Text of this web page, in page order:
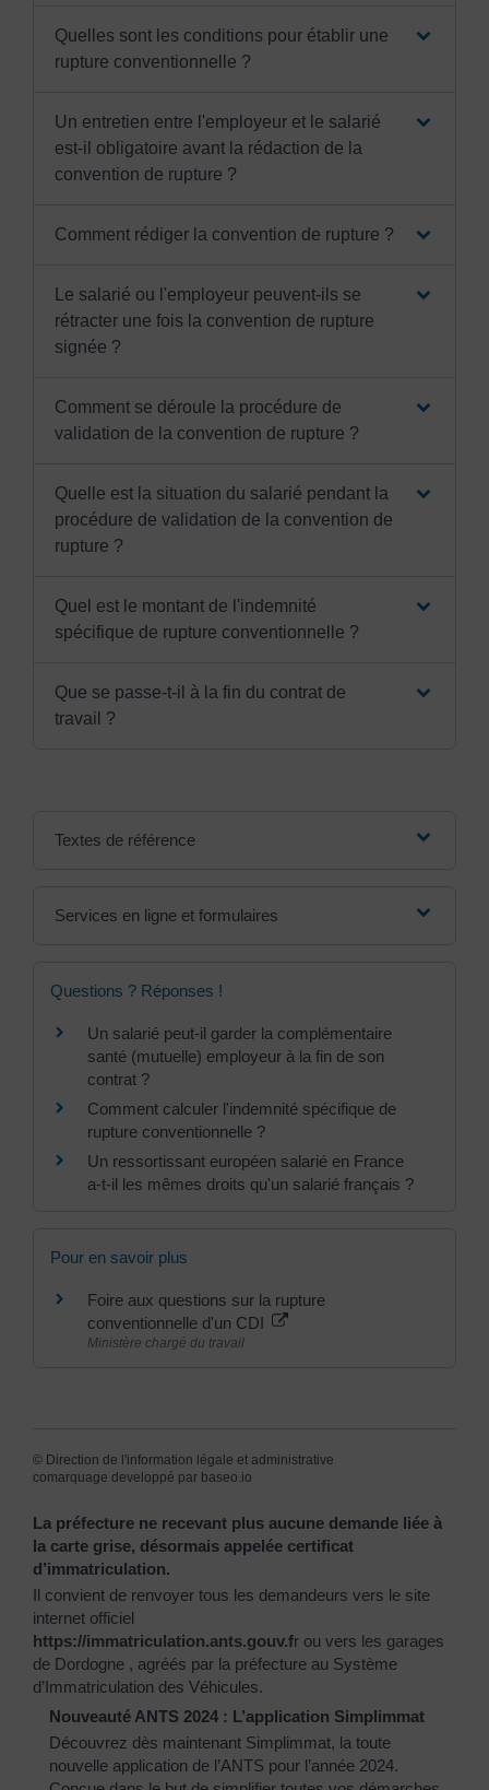
Quelles sont les conditions pour établir une
rupture conventionnelle ?
Un entretien entre l'employeur et le salarié
est-il obligatoire avant la rédaction de la
convention de rupture ?
Comment rédiger la convention de rupture ?
Le salarié ou l'employeur peuvent-ils se
rétracter une fois la convention de rupture
signée ?
Comment se déroule la procédure de
validation de la convention de rupture ?
Quelle est la situation du salarié pendant la
procédure de validation de la convention de
rupture ?
Quel est le montant de l'indemnité
spécifique de rupture conventionnelle ?
Que se passe-t-il à la fin du contrat de
travail ?
Textes de référence
Services en ligne et formulaires
Questions ? Réponses !
Un salarié peut-il garder la complémentaire
santé (mutuelle) employeur à la fin de son
contrat ?
Comment calculer l'indemnité spécifique de
rupture conventionnelle ?
Un ressortissant européen salarié en France
a-t-il les mêmes droits qu'un salarié français ?
Pour en savoir plus
Foire aux questions sur la rupture
conventionnelle d'un CDI
Ministère chargé du travail
© Direction de l'information légale et administrative
comarquage developpé par baseo.io
La préfecture ne recevant plus aucune demande liée à
la carte grise, désormais appelée certificat
d’immatriculation.
Il convient de renvoyer tous les demandeurs vers le site
internet officiel
https://immatriculation.ants.gouv.fr ou vers les garages
de Dordogne , agréés par la préfecture au Système
d’Immatriculation des Véhicules.
Nouveauté ANTS 2024 : L’application Simplimmat
Découvrez dès maintenant Simplimmat, la toute
nouvelle application de l’ANTS pour l’année 2024.